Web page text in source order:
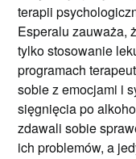
terapii
Esperalu zauważa,
tylko stosowanie
programach
sobie z emocjami i
sięgnięcia po
zdawali sobie
ich problemów, a